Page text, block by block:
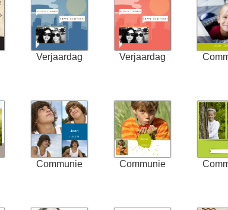
Verjaardag Verjaardag
Communie Communie